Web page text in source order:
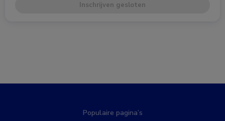
Inschrijven gesloten
Populaire pagina’s